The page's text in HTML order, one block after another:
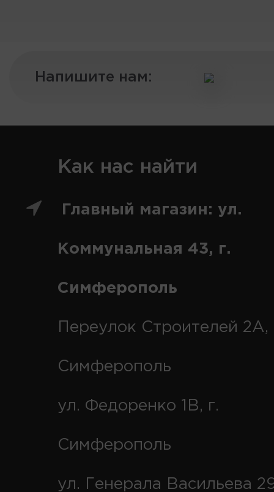
Напишите нам:
Как нас найти
Главный магазин: ул.
Коммунальная 43, г.
Симферополь
Переулок Строителей 2А,
Симферополь
ул. Федоренко 1В, г.
Симферополь
ул. Генерала Васильева